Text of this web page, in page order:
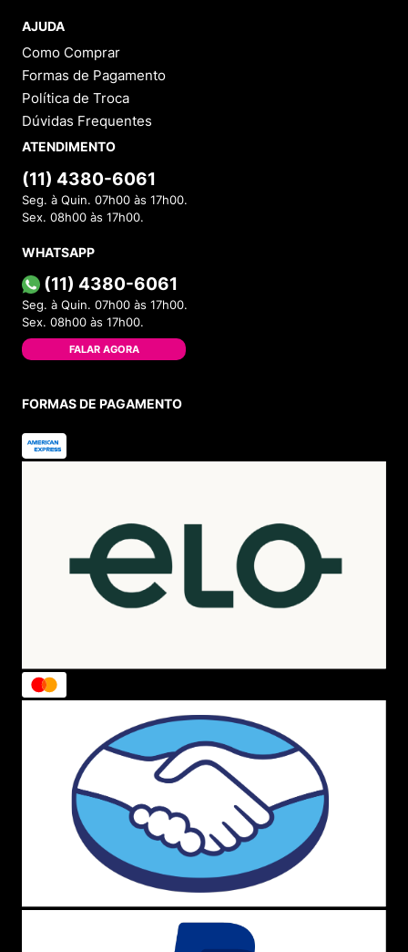
AJUDA
Como Comprar
Formas de Pagamento
Política de Troca
Dúvidas Frequentes
ATENDIMENTO
(11) 4380-6061
Seg. à Quin. 07h00 às 17h00.
Sex. 08h00 às 17h00.
WHATSAPP
(11) 4380-6061
Seg. à Quin. 07h00 às 17h00.
Sex. 08h00 às 17h00.
FALAR AGORA
FORMAS DE PAGAMENTO